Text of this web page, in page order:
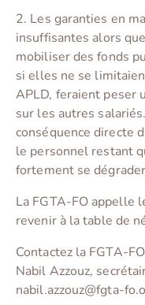
2. Les garanties en
insuffisantes alors
mobiliser des fonds
si elles ne se
APLD, feraient peser
sur les autres
conséquence directe
le personnel restant
fortement se
La FGTA-FO appelle
revenir à la table de
Contactez la FGTA-
Nabil Azzouz,
nabil.azzouz@fgta-